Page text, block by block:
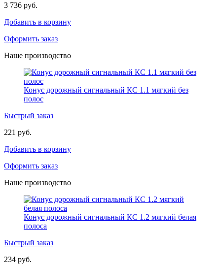
3 736 руб.
Добавить в корзину
Оформить заказ
Наше производство
Конус дорожный сигнальный КС 1.1 мягкий без
полос
Быстрый заказ
221 руб.
Добавить в корзину
Оформить заказ
Наше производство
Конус дорожный сигнальный КС 1.2 мягкий белая
полоса
Быстрый заказ
234 руб.